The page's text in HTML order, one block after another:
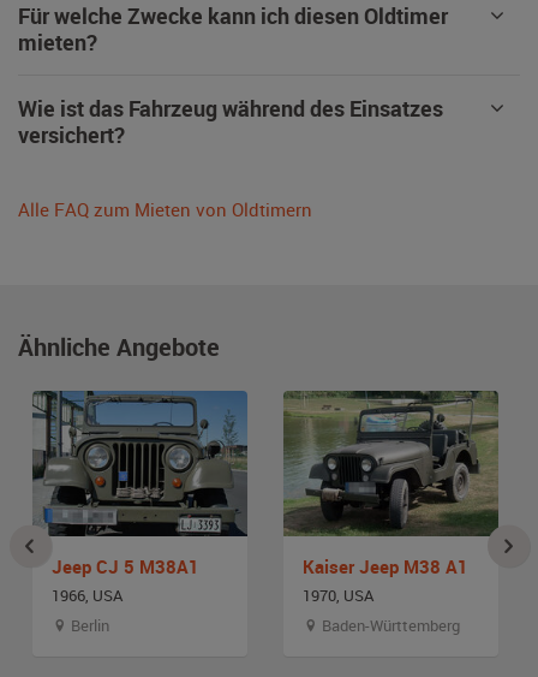
Für welche Zwecke kann ich diesen Oldtimer
mieten?
Wie ist das Fahrzeug während des Einsatzes
versichert?
Alle FAQ zum Mieten von Oldtimern
Ähnliche Angebote
Jeep CJ 5 M38A1
1966, USA
Berlin
Kaiser Jeep M38 A1
1970, USA
Baden-Württemberg